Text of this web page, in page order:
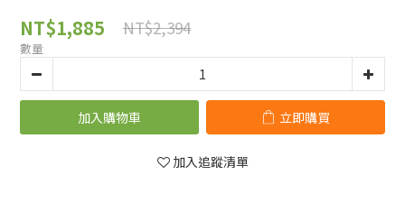
NT$1,885 NT$2,394
數量
加入購物車 立即購買
加入追蹤清單